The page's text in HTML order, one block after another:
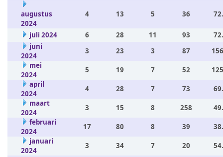
augustus
2024
4 13 5 36
juli 2024 6 28 11 93
juni
2024
3 23 3 87
mei
2024
5 19 7 52
april
2024
4 28 7 73
maart
2024
3 15 8 258
februari
2024
17 80 8 39
januari
2024
3 34 7 20